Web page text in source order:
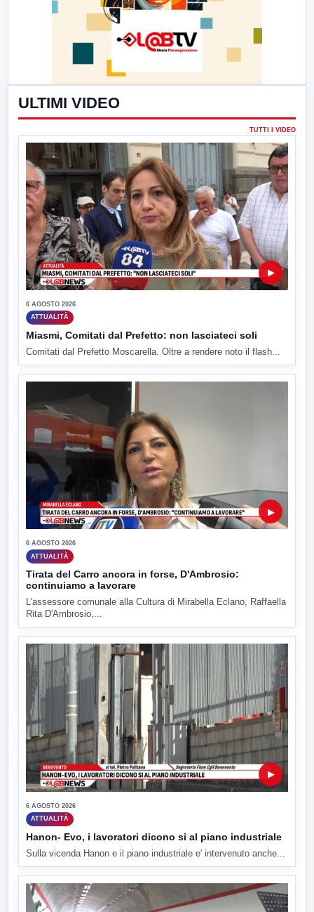
ULTIMI VIDEO
TUTTI I VIDEO
▶
6 AGOSTO 2026
ATTUALITÀ
Miasmi, Comitati dal Prefetto: non lasciateci soli
Comitati dal Prefetto Moscarella. Oltre a rendere noto il flash...
▶
6 AGOSTO 2026
ATTUALITÀ
Tirata del Carro ancora in forse, D'Ambrosio:
continuiamo a lavorare
L'assessore comunale alla Cultura di Mirabella Eclano, Raffaella
Rita D'Ambrosio,...
▶
6 AGOSTO 2026
ATTUALITÀ
Hanon- Evo, i lavoratori dicono si al piano industriale
Sulla vicenda Hanon e il piano industriale e' intervenuto anche...